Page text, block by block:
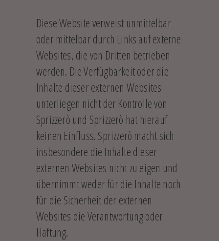
Diese Website verweist unmittelbar
oder mittelbar durch Links auf externe
Websites, die von Dritten betrieben
werden. Die Verfügbarkeit oder die
Inhalte dieser externen Websites
unterliegen nicht der Kontrolle von
Sprizzerò und Sprizzerò hat hierauf
keinen Einfluss. Sprizzerò macht sich
insbesondere die Inhalte dieser
externen Websites nicht zu eigen und
übernimmt weder für die Inhalte noch
für die Sicherheit der externen
Websites die Verantwortung oder
Haftung.